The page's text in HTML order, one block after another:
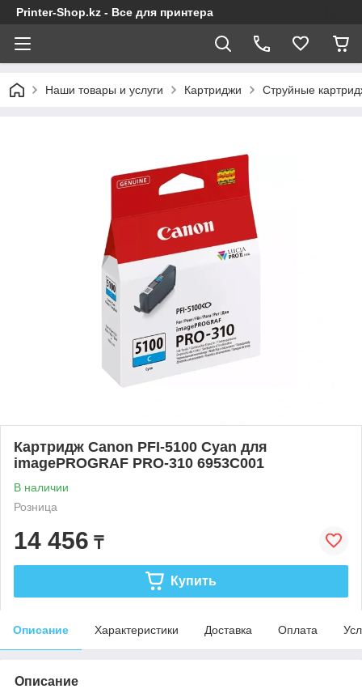
Printer-Shop.kz - Все для принтера
Наши товары и услуги Картриджи Струйные
Картридж Canon PFI-5100 Cyan для
imagePROGRAF PRO-310 6953C001
В наличии
Розница
14 456 ₸
Купить
Описание Характеристики Доставка Оплата
Описание